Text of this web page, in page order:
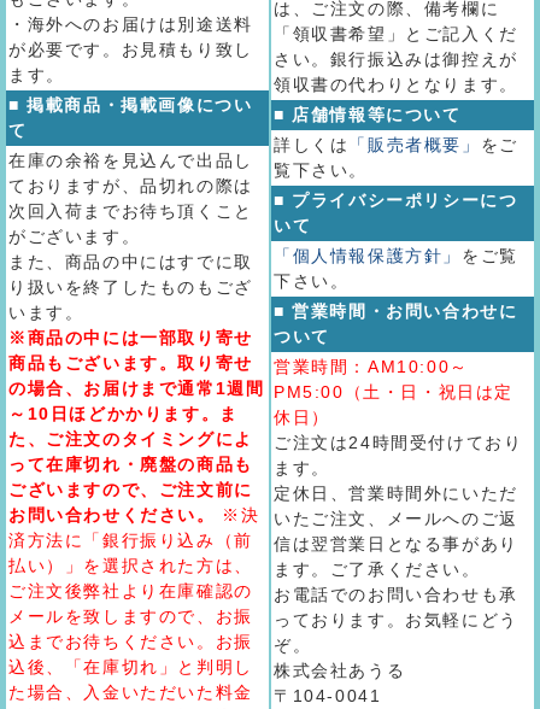
・海外へのお届けは別途送料
が必要です。お見積もり致し
ます。
■ 掲載商品・掲載画像につい
て
在庫の余裕を見込んで出品し
ておりますが、品切れの際は
次回入荷までお待ち頂くこと
がございます。
また、商品の中にはすでに取
り扱いを終了したものもござ
います。
※商品の中には一部取り寄せ
商品もございます。取り寄せ
の場合、お届けまで通常1週間
～10日ほどかかります。ま
た、ご注文のタイミングによ
って在庫切れ・廃盤の商品も
ございますので、ご注文前に
お問い合わせください。
※決
済方法に「銀行振り込み（前
払い）」を選択された方は、
ご注文後弊社より在庫確認の
メールを致しますので、お振
込までお待ちください。お振
込後、「在庫切れ」と判明し
た場合、入金いただいた料金
は、ご注文の際、備考欄に
「領収書希望」とご記入くだ
さい。銀行振込みは御控えが
領収書の代わりとなります。
■ 店舗情報等について
詳しくは
「販売者概要」 をご
覧下さい。
■ プライバシーポリシーにつ
いて
「個人情報保護方針」 をご覧
下さい。
■ 営業時間・お問い合わせに
ついて
営業時間：AM10:00～
PM5:00（土・日・祝日は定
休日）
ご注文は24時間受付けており
ます。
定休日、営業時間外にいただ
いたご注文、メールへのご返
信は翌営業日となる事があり
ます。ご了承ください。
お電話でのお問い合わせも承
っております。お気軽にどう
ぞ。
株式会社あうる
〒104-0041